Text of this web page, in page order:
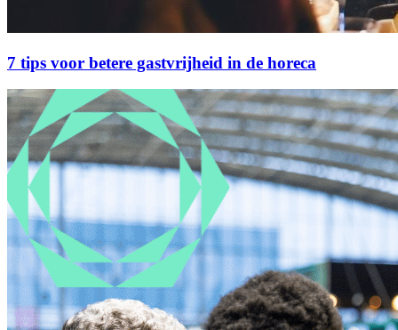
7 tips voor betere gastvrijheid in de horeca